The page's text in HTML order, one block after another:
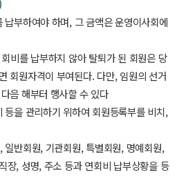
부하여야 하며, 그 금액은 운영이사회에
비를 납부하지 않아 탈퇴가 된 회원은 당
회원자격이 부여된다. 다만, 임원의 선거
음 해부터 행사할 수 있다
을 관리하기 위하여 회원등록부를 비치,
반회원, 기관회원, 특별회원, 명예회원,
장, 성명, 주소 등과 연회비 납부상황을 등